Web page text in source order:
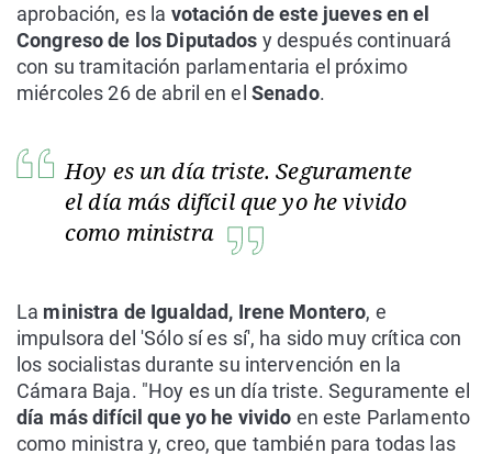
aprobación, es la votación de este jueves en el
Congreso de los Diputados y después continuará
con su tramitación parlamentaria el próximo
miércoles 26 de abril en el Senado.
Hoy es un día triste. Seguramente
el día más difícil que yo he vivido
como ministra
La ministra de Igualdad, Irene Montero, e
impulsora del 'Sólo sí es sí', ha sido muy crítica con
los socialistas durante su intervención en la
Cámara Baja. "Hoy es un día triste. Seguramente el
día más difícil que yo he vivido en este Parlamento
como ministra y, creo, que también para todas las